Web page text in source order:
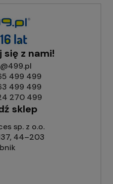
się z nami!
499 499
499 499
270 499
sklep
sp. z o.o.
44–203